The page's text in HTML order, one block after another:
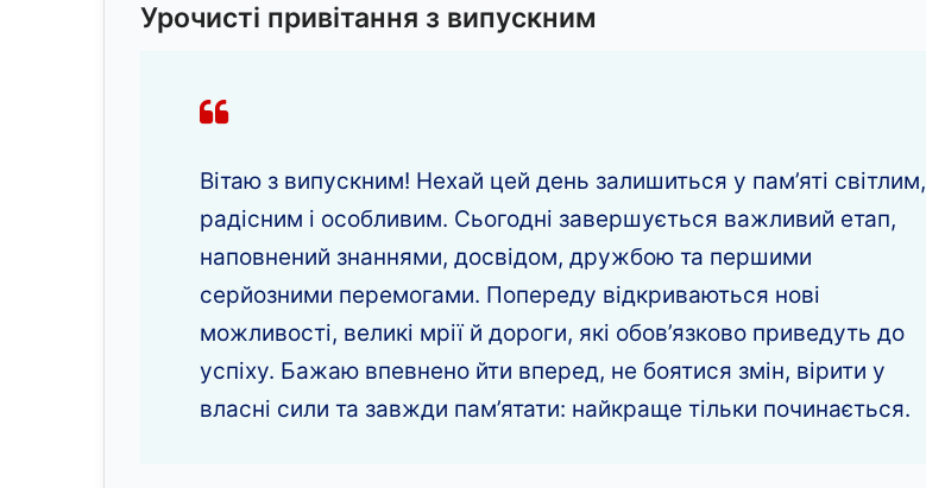
Урочисті привітання з випускним
Вітаю з випускним! Нехай цей день залишиться у пам’яті світлим,
радісним і особливим. Сьогодні завершується важливий етап,
наповнений знаннями, досвідом, дружбою та першими
серйозними перемогами. Попереду відкриваються нові
можливості, великі мрії й дороги, які обов’язково приведуть до
успіху. Бажаю впевнено йти вперед, не боятися змін, вірити у
власні сили та завжди пам’ятати: найкраще тільки починається.